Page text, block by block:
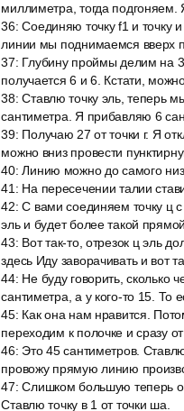
миллиметра, тогда
36:Соединяю точку f1 и точку
линии мы поднимаемся вверх
37: Глубину проймы делим на
получается 6 и 6. Кстати,
38:Ставлю точку эль, теперь
сантиметра. Я прибавляю 6
39: Получаю 27 от точки г. Я
можно вниз провести
40:Линию можно до самого
41 : На пересечении талии
42:С вами соединяем точку ц
эль и будет более такой
43: Вот так-то, отрезок ц эль
здесь Иду заворачивать и вот
44: Не буду говорить, сколько
сантиметра, а у кого-то 15.
45: Как она нам нравится.
переходим к полочке и сразу
46: Это 45 сантиметров.
провожу прямую линию
47:Слишком большую теперь
Ставлю точку в 1 от точки ша.